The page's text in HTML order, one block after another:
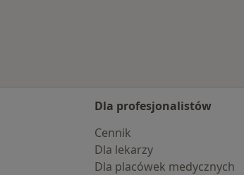
Dla profesjonalistów
Cennik
Dla lekarzy
Dla placówek medycznych